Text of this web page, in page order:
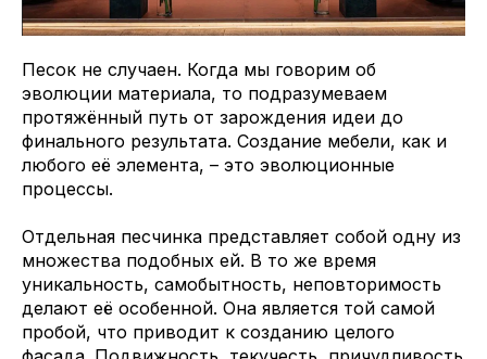
Песок не случаен. Когда мы говорим об
эволюции материала, то подразумеваем
протяжённый путь от зарождения идеи до
финального результата. Создание мебели, как и
любого её элемента, – это эволюционные
процессы.
Отдельная песчинка представляет собой одну из
множества подобных ей. В то же время
уникальность, самобытность, неповторимость
делают её особенной. Она является той самой
пробой, что приводит к созданию целого